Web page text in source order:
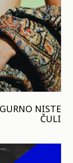
NISTE
ČULI